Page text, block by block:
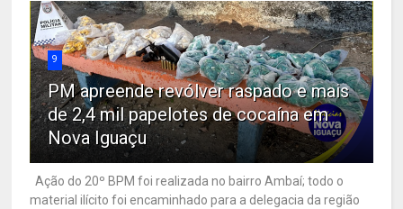
9
PM apreende revólver raspado e mais
de 2,4 mil papelotes de cocaína em
Nova Iguaçu
Ação do 20º BPM foi realizada no bairro Ambaí; todo o
material ilícito foi encaminhado para a delegacia da região